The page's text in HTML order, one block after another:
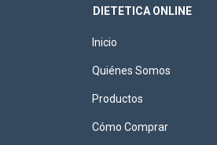
DIETETICA ONLINE
Inicio
Quiénes Somos
Productos
Cómo Comprar